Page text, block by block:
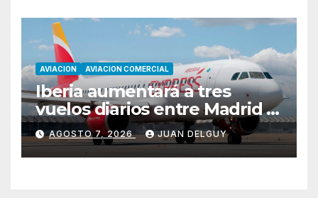
AVIACION AVIACION COMERCIAL
Iberia aumentará a tres
vuelos diarios entre Madrid y
Menorca durante el invierno
AGOSTO 7, 2026 JUAN DELGUY